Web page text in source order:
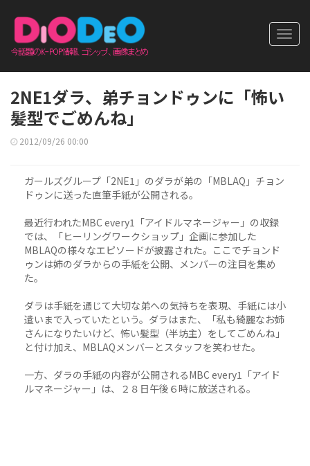
2NE1ダラ、弟チョンドゥンに「怖い
髪型でごめんね」
2012/09/26 00:00
ガールズグループ「2NE1」のダラが弟の「MBLAQ」チョン
ドゥンに送った直筆手紙が公開される。
最近行われたMBC every1「アイドルマネージャー」の収録
では、「ヒーリングワークショップ」企画に参加した
MBLAQの様々なエピソードが披露された。ここでチョンド
ゥンは姉のダラからの手紙を公開、メンバーの注目を集め
た。
ダラは手紙を通じて大切な弟への気持ちを表現、手紙には小
遣いまで入っていたという。ダラはまた、「私も綺麗なお姉
さんになりたいけど、怖い髪型（半坊主）をしてごめんね」
と付け加え、MBLAQメンバーとスタッフを笑わせた。
一方、ダラの手紙の内容が公開されるMBC every1「アイド
ルマネージャー」は、２８日午後６時に放送される。